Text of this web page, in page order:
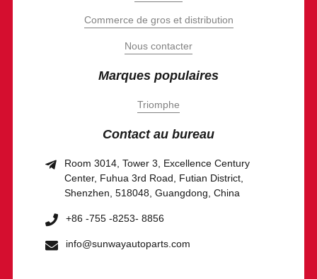
Commerce de gros et distribution
Nous contacter
Marques populaires
Triomphe
Contact au bureau
Room 3014, Tower 3, Excellence Century
Center, Fuhua 3rd Road, Futian District,
Shenzhen, 518048, Guangdong, China
+86 -755 -8253- 8856
info@sunwayautoparts.com